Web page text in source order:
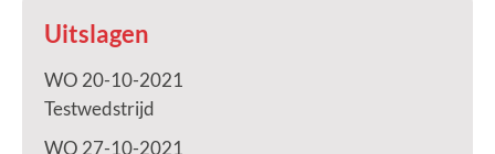
Uitslagen
WO 20-10-2021
Testwedstrijd
WO 27-10-2021